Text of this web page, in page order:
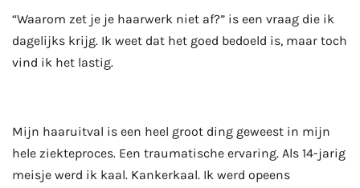
“Waarom zet je je haarwerk niet af?” is een vraag die ik
dagelijks krijg. Ik weet dat het goed bedoeld is, maar toch
vind ik het lastig.
Mijn haaruitval is een heel groot ding geweest in mijn
hele ziekteproces. Een traumatische ervaring. Als 14-jarig
meisje werd ik kaal. Kankerkaal. Ik werd opeens